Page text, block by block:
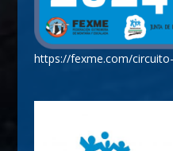
https://fexme.com/